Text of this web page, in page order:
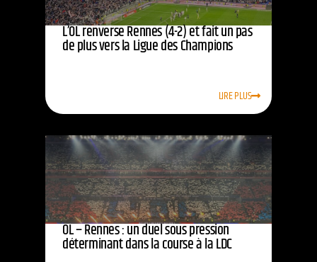
L’OL renverse Rennes (4-2) et fait un pas
de plus vers la Ligue des Champions
LIRE PLUS
OL – Rennes : un duel sous pression
déterminant dans la course à la LDC